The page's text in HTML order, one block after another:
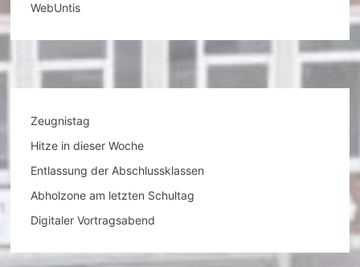
WebUntis
Zeugnistag
Hitze in dieser Woche
Entlassung der Abschlussklassen
Abholzone am letzten Schultag
Digitaler Vortragsabend